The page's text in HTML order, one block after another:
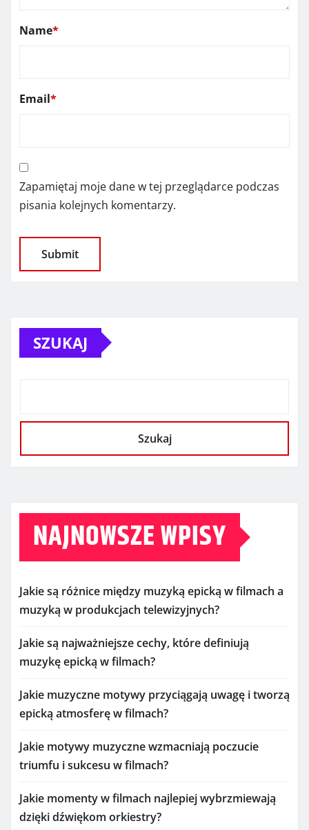
Name*
Email*
Zapamiętaj moje dane w tej przeglądarce podczas
pisania kolejnych komentarzy.
SZUKAJ
Szukaj
NAJNOWSZE WPISY
Jakie są różnice między muzyką epicką w filmach a
muzyką w produkcjach telewizyjnych?
Jakie są najważniejsze cechy, które definiują
muzykę epicką w filmach?
Jakie muzyczne motywy przyciągają uwagę i tworzą
epicką atmosferę w filmach?
Jakie motywy muzyczne wzmacniają poczucie
triumfu i sukcesu w filmach?
Jakie momenty w filmach najlepiej wybrzmiewają
dzięki dźwiękom orkiestry?